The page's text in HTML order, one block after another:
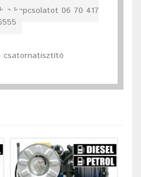
a kapcsolatot 06 70 417
csatornatisztító